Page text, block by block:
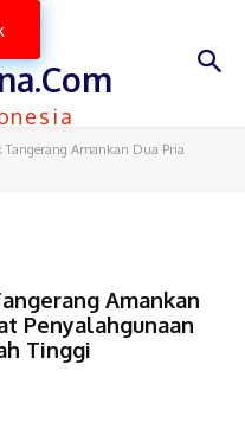
Tangerang Amankan Dua Pria
Amankan
Penyalahgunaan
Tinggi